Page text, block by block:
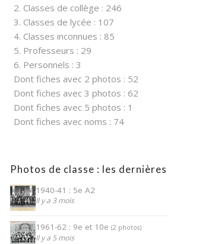
2. Classes de collège : 246
3. Classes de lycée : 107
4. Classes inconnues : 85
5. Professeurs : 29
6. Personnels : 3
Dont fiches avec 2 photos : 52
Dont fiches avec 3 photos : 62
Dont fiches avec 5 photos : 1
Dont fiches avec noms : 74
Photos de classe : les dernières
1940-41 : 5e A2
Il y a 3 mois
1961-62 : 9e et 10e(2 photos)
Il y a 5 mois